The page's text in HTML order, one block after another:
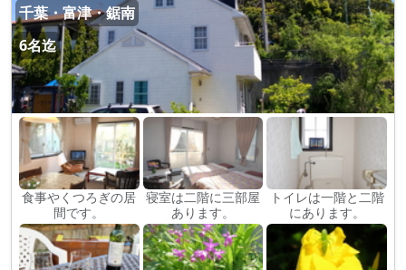
千葉・富津・鋸南
6名迄
食事やくつろぎの居
間です。
寝室は二階に三部屋
あります。
トイレは一階と二階
にあります。